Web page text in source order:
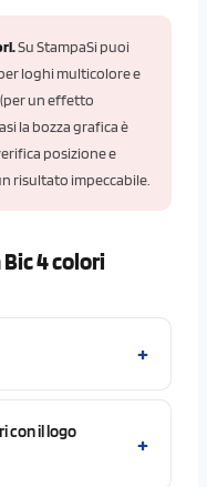
Su StampaSi puoi
loghi multicolore e
un effetto
la bozza grafica è
posizione e
risultato impeccabile.
4 colori
con il logo